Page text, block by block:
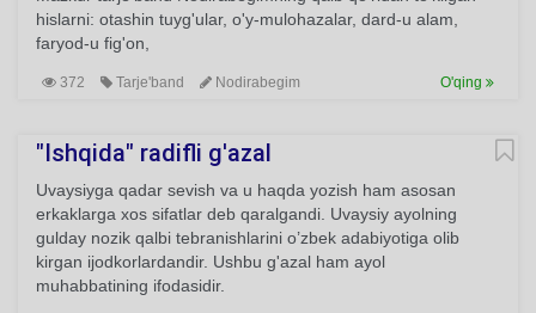
hislarni: otashin tuyg'ular, o'y-mulohazalar, dard-u alam,
faryod-u fig'on,
372 Tarje'band Nodirabegim O'qing
"Ishqida" radifli g'azal
Uvaysiyga qadar sevish va u haqda yozish ham asosan
erkaklarga xos sifatlar deb qaralgandi. Uvaysiy ayolning
gulday nozik qalbi tebranishlarini o’zbek adabiyotiga olib
kirgan ijodkorlardandir. Ushbu g'azal ham ayol
muhabbatining ifodasidir.